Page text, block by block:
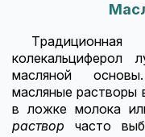
колекальциферол
масляной
масляные растворы
в ложке молока
раствор часто